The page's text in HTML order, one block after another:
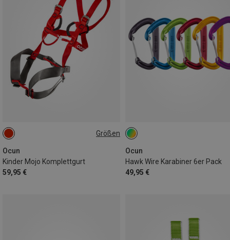
Größen
Ocun
Kinder Mojo Komplettgurt
59,95 €
ONE SIZE
Ocun
Hawk Wire Karabiner 6er Pack
49,95 €